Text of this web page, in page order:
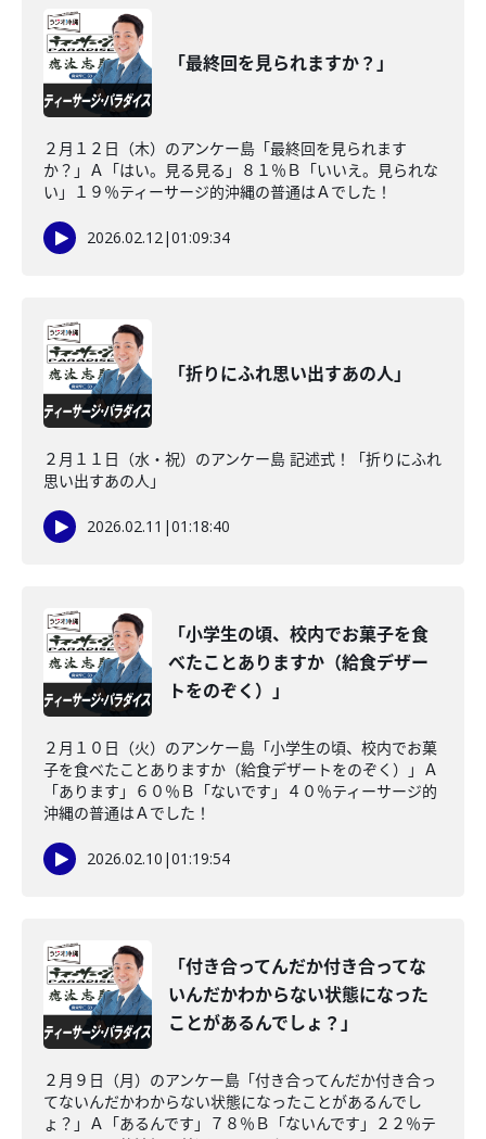
「最終回を見られますか？」
２月１２日（木）のアンケー島「最終回を見られます
か？」Ａ「はい。見る見る」８１％Ｂ「いいえ。見られな
い」１９％ティーサージ的沖縄の普通はＡでした！
2026.02.12|01:09:34
「折りにふれ思い出すあの人」
２月１１日（水・祝）のアンケー島 記述式！「折りにふれ
思い出すあの人」
2026.02.11 |01:18:40
「小学生の頃、校内でお菓子を食
べたことありますか（給食デザー
トをのぞく）」
２月１０日（火）のアンケー島「小学生の頃、校内でお菓
子を食べたことありますか（給食デザートをのぞく）」Ａ
「あります」６０％Ｂ「ないです」４０％ティーサージ的
沖縄の普通はＡでした！
2026.02.10 |01:19:54
「付き合ってんだか付き合ってな
いんだかわからない状態になった
ことがあるんでしょ？」
２月９日（月）のアンケー島「付き合ってんだか付き合っ
てないんだかわからない状態になったことがあるんでし
ょ？」Ａ「あるんです」７８％Ｂ「ないんです」２２％テ